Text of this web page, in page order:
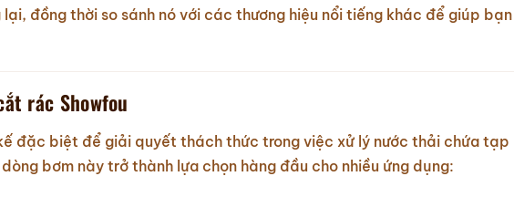
đồng thời so sánh nó với các thương hiệu nổi tiếng khác để giúp bạn
rác Showfou
đặc biệt để giải quyết thách thức trong việc xử lý nước thải chứa tạp
bơm này trở thành lựa chọn hàng đầu cho nhiều ứng dụng: